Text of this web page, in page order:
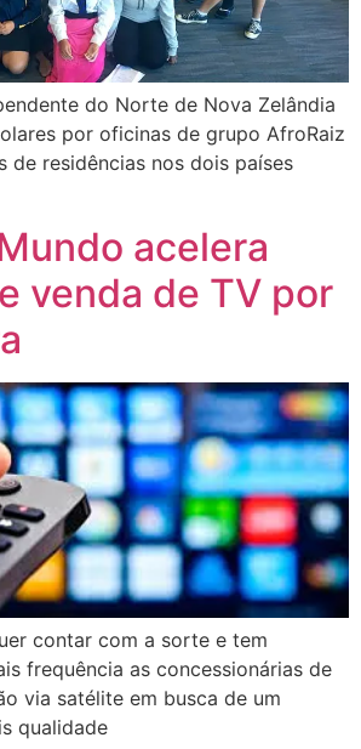
do Norte de Nova Zelândia
por oficinas de grupo AfroRaiz
de residências nos dois países
acelera
venda de TV por
contar com a sorte e tem
frequência as concessionárias de
via satélite em busca de um
qualidade